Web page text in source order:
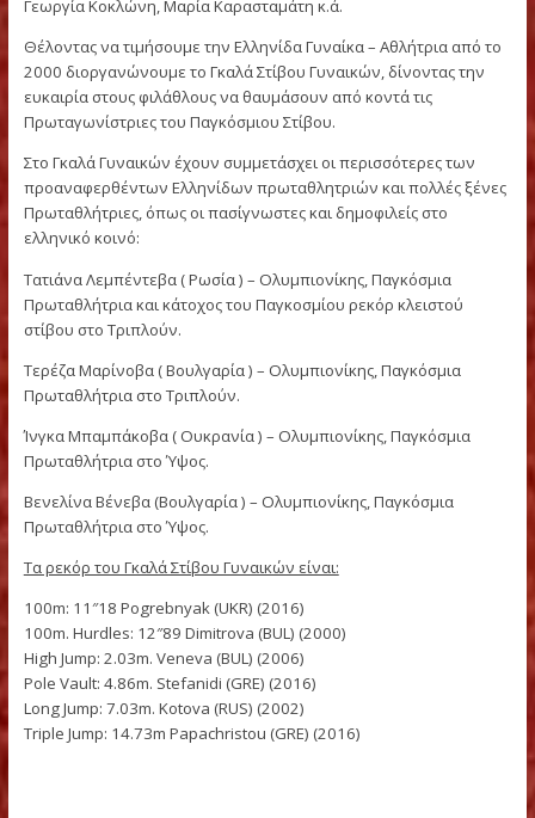
ιδιαίτερα αθλητριών ξεπρόβαλε στην Ελλάδα.
Οι Ελληνίδες γυναίκες αθλήτριες χάρισαν πολλές διακρίσεις,
μετάλια και επιτυχίες στη χώρα μας σε Ολυμπιακούς
Παγκόσμια και Πανευρωπαϊκά Πρωταθλήματα, σε
Χαρακτηριστικά ανατρέχουμε στις Νίκη Μπακογιάννη,
Θάνου, Φανή Χαλκιά, Πηγή Δεβετζή, Μιρέλα Μανιάνι,
Κελεσίδου, Αθανασία Τζουμελέκα, Νίκη Ξάνθου, Βούλα
Θέλοντας να τιμήσουμε την Ελληνίδα Γυναίκα – Αθλήτρια
2000 διοργανώνουμε το Γκαλά Στίβου Γυναικών, δίνοντας
ευκαιρία στους φιλάθλους να θαυμάσουν από κοντά τις
Πρωταγωνίστριες του Παγκόσμιου Στίβου.
Στο Γκαλά Γυναικών έχουν συμμετάσχει οι περισσότερες
προαναφερθέντων Ελληνίδων πρωταθλητριών και πολλές
Πρωταθλήτριες, όπως οι πασίγνωστες και δημοφιλείς στο
ελληνικό κοινό:
Τατιάνα Λεμπέντεβα ( Ρωσία ) – Ολυμπιονίκης, Παγκόσμια
Πρωταθλήτρια και κάτοχος του Παγκοσμίου ρεκόρ κλειστού
στίβου στο Τριπλούν.
Τερέζα Μαρίνοβα ( Βουλγαρία ) – Ολυμπιονίκης, Παγκόσμια
Πρωταθλήτρια στο Τριπλούν.
Ίνγκα Μπαμπάκοβα ( Ουκρανία ) – Ολυμπιονίκης, Παγκόσμια